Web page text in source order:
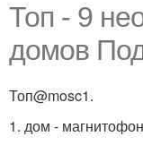
Топ - 9
домов
Топ@mosc1.
1. дом -